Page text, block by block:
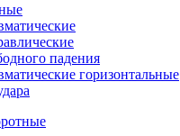
падения
горизонтальные